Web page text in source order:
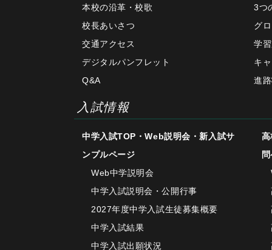
本校の沿革・校歌
校長あいさつ
交通アクセス
デジタルパンフレット
Q&A
3つ
グ
学
キ
進
入試情報
中学入試TOP・Web説明会・新入試サ
ンプルページ
Web中学説明会
中学入試説明会・公開行事
2027年度中学入試生徒募集概要
中学入試結果
中学入試出願状況